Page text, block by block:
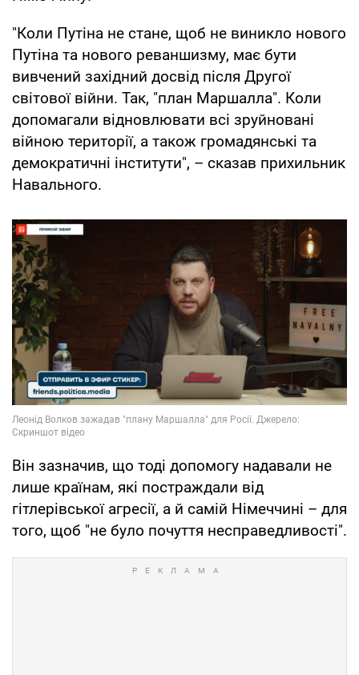
"Коли Путіна не стане, щоб не виникло нового
Путіна та нового реваншизму, має бути
вивчений західний досвід після Другої
світової війни. Так, "план Маршалла". Коли
допомагали відновлювати всі зруйновані
війною території, а також громадянські та
демократичні інститути", – сказав прихильник
Навального.
Він зазначив, що тоді допомогу надавали не
лише країнам, які постраждали від
гітлерівської агресії, а й самій Німеччині – для
того, щоб "не було почуття несправедливості".